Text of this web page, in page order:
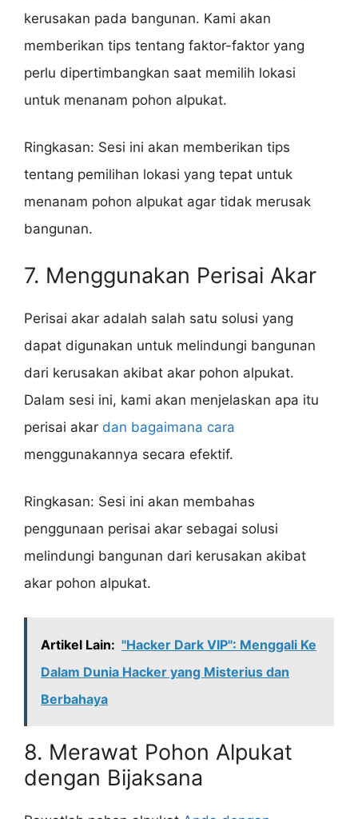
kerusakan pada bangunan. Kami akan
memberikan tips tentang faktor-faktor yang
perlu dipertimbangkan saat memilih lokasi
untuk menanam pohon alpukat.
Ringkasan: Sesi ini akan memberikan tips
tentang pemilihan lokasi yang tepat untuk
menanam pohon alpukat agar tidak merusak
bangunan.
7. Menggunakan Perisai Akar
Perisai akar adalah salah satu solusi yang
dapat digunakan untuk melindungi bangunan
dari kerusakan akibat akar pohon alpukat.
Dalam sesi ini, kami akan menjelaskan apa itu
perisai akar dan bagaimana cara
menggunakannya secara efektif.
Ringkasan: Sesi ini akan membahas
penggunaan perisai akar sebagai solusi
melindungi bangunan dari kerusakan akibat
akar pohon alpukat.
Artikel Lain: "Hacker Dark VIP": Menggali Ke
Dalam Dunia Hacker yang Misterius dan
Berbahaya
8. Merawat Pohon Alpukat
dengan Bijaksana